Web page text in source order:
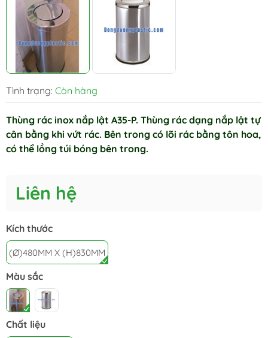
Tình trạng: Còn hàng
Thùng rác inox nắp lật A35-P. Thùng rác dạng nắp lật tự
cân bằng khi vứt rác. Bên trong có lõi rác bằng tôn hoa,
có thể lồng túi bóng bên trong.
Liên hệ
Kích thước
(Ø)480MM X (H)830MM
Màu sắc
Chất liệu